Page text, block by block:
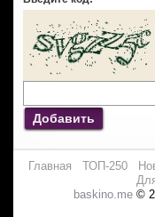
Добавить
Главная ТОП-250
baskino.me©